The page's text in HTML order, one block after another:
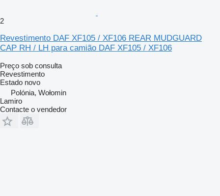
2
Revestimento DAF XF105 / XF106 REAR MUDGUARD
CAP RH / LH para camião DAF XF105 / XF106
Preço sob consulta
Revestimento
Estado novo
Polónia, Wołomin
Lamiro
Contacte o vendedor